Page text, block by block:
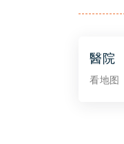
醫院
看地图